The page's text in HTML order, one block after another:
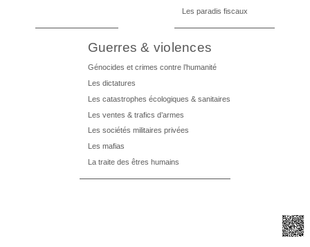
Les paradis fiscaux
Guerres & violences
Génocides et crimes contre l’humanité
Les dictatures
Les catastrophes écologiques & sanitaires
Les ventes & trafics d’armes
Les sociétés militaires privées
Les mafias
La traite des êtres humains